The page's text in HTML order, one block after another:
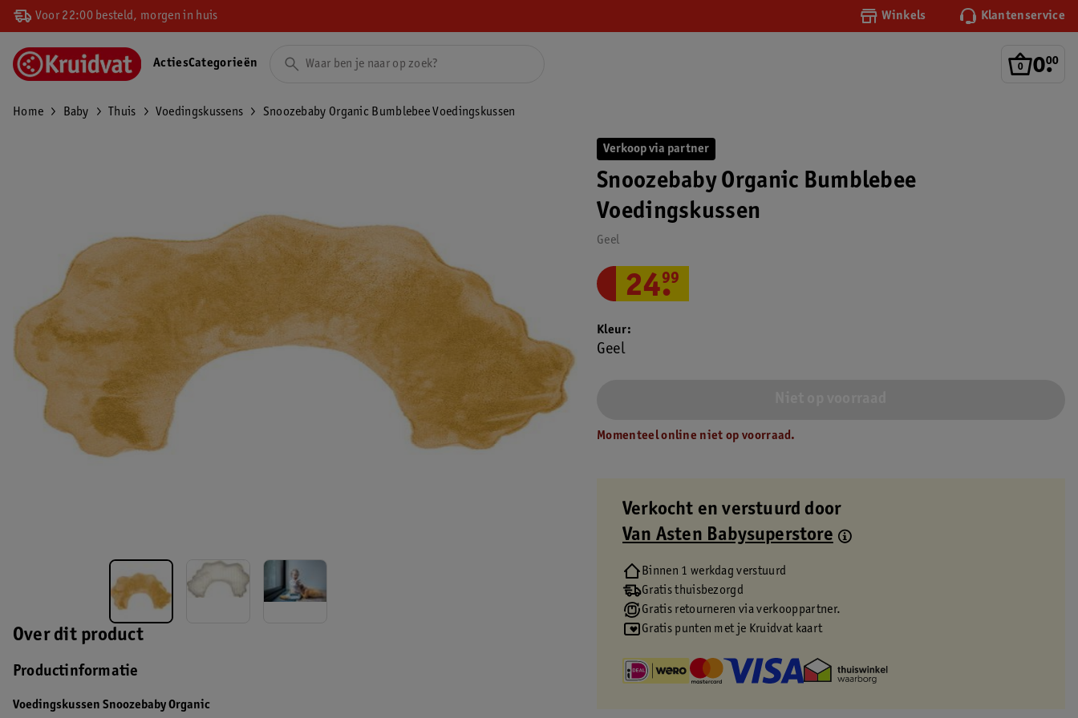
Voor 22:00 besteld, morgen in huis Winkels Klantenservice
0.
00
ActiesCategorieën
Home Baby Thuis Voedingskussens Snoozebaby Organic Bumblebee Voedingskussen
Over dit product
Productinformatie
Voedingskussen Snoozebaby Organic
Verkoop via partner
Snoozebaby Organic Bumblebee
Voedingskussen
Geel
24.
99
Kleur
Geel
Momenteel online niet op voorraad.
Verkocht en verstuurd door
Van Asten Babysuperstore
Binnen 1 werkdag verstuurd
Gratis thuisbezorgd
Gratis retourneren via verkooppartner.
Gratis punten met je Kruidvat kaart